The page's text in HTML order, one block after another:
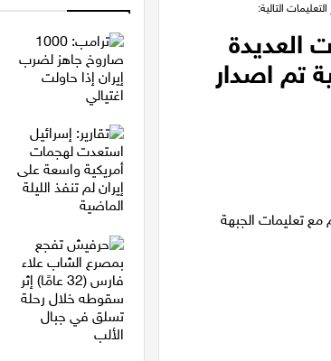
التالية:
العديدة
تم اصدار
مع تعليمات الجبهة